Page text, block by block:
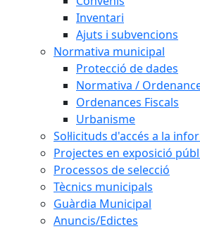
Inventari
Ajuts i subvencions
Normativa municipal
Protecció de dades
Normativa /
Ordenances Fiscals
Urbanisme
Sol·licituds d'accés a la
Projectes en exposició
Processos de selecció
Tècnics municipals
Guàrdia Municipal
Anuncis/Edictes